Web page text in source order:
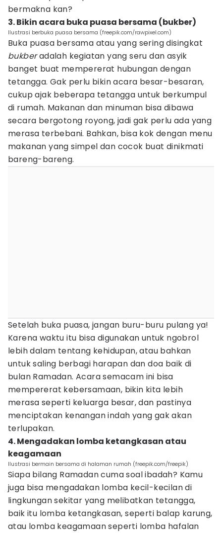
bermakna kan?
3. Bikin acara buka puasa bersama (bukber)
Ilustrasi berbuka puasa bersama (freepik.com/rawpixel.com)
Buka puasa bersama atau yang sering disingkat
bukberadalah kegiatan yang seru dan asyik
banget buat mempererat hubungan dengan
tetangga. Gak perlu bikin acara besar-besaran,
cukup ajak beberapa tetangga untuk berkumpul
di rumah. Makanan dan minuman bisa dibawa
secara bergotong royong, jadi gak perlu ada yang
merasa terbebani. Bahkan, bisa kok dengan menu
makanan yang simpel dan cocok buat dinikmati
bareng-bareng.
Setelah buka puasa, jangan buru-buru pulang ya!
Karena waktu itu bisa digunakan untuk ngobrol
lebih dalam tentang kehidupan, atau bahkan
untuk saling berbagi harapan dan doa baik di
bulan Ramadan. Acara semacam ini bisa
mempererat kebersamaan, bikin kita lebih
merasa seperti keluarga besar, dan pastinya
menciptakan kenangan indah yang gak akan
terlupakan.
4. Mengadakan lomba ketangkasan atau
keagamaan
Ilustrasi bermain bersama di halaman rumah (freepik.com/freepik)
Siapa bilang Ramadan cuma soal ibadah? Kamu
juga bisa mengadakan lomba kecil-kecilan di
lingkungan sekitar yang melibatkan tetangga,
baik itu lomba ketangkasan, seperti balap karung,
atau lomba keagamaan seperti lomba hafalan